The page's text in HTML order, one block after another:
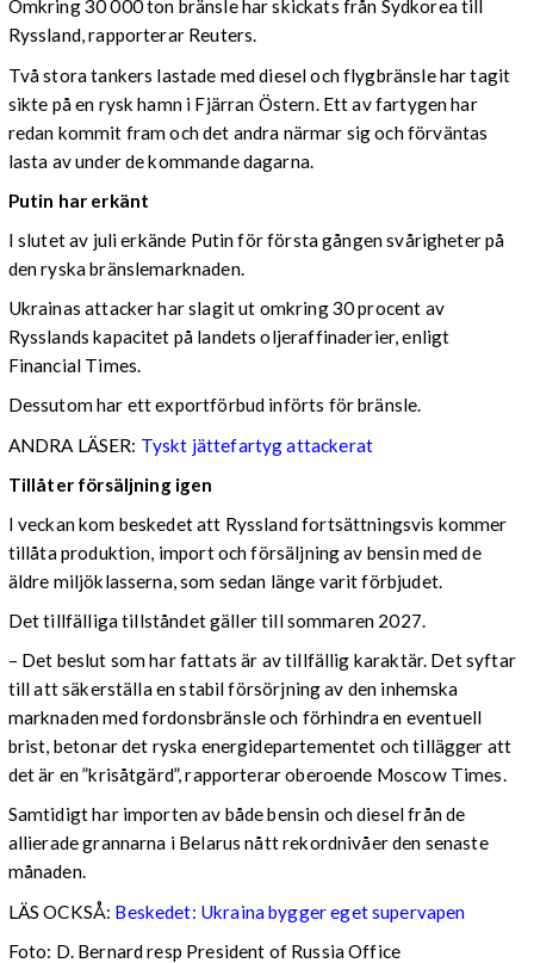
Omkring 30 000 ton bränsle har skickats från Sydkorea till
Ryssland, rapporterar Reuters.
Två stora tankers lastade med diesel och flygbränsle har tagit
sikte på en rysk hamn i Fjärran Östern. Ett av fartygen har
redan kommit fram och det andra närmar sig och förväntas
lasta av under de kommande dagarna.
Putin har erkänt
I slutet av juli erkände Putin för första gången svårigheter på
den ryska bränslemarknaden.
Ukrainas attacker har slagit ut omkring 30 procent av
Rysslands kapacitet på landets oljeraffinaderier, enligt
Financial Times.
Dessutom har ett exportförbud införts för bränsle.
ANDRA LÄSER: Tyskt jättefartyg attackerat
Tillåter försäljning igen
I veckan kom beskedet att Ryssland fortsättningsvis kommer
tillåta produktion, import och försäljning av bensin med de
äldre miljöklasserna, som sedan länge varit förbjudet.
Det tillfälliga tillståndet gäller till sommaren 2027.
– Det beslut som har fattats är av tillfällig karaktär. Det syftar
till att säkerställa en stabil försörjning av den inhemska
marknaden med fordonsbränsle och förhindra en eventuell
brist, betonar det ryska energidepartementet och tillägger att
det är en ”krisåtgärd”, rapporterar oberoende Moscow Times.
Samtidigt har importen av både bensin och diesel från de
allierade grannarna i Belarus nått rekordnivåer den senaste
månaden.
LÄS OCKSÅ: Beskedet: Ukraina bygger eget supervapen
Foto: D. Bernard resp President of Russia Office